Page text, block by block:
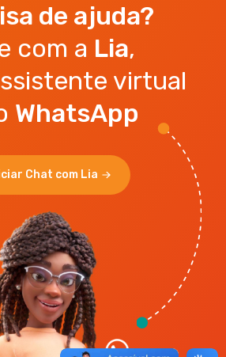
de ajuda?
com a Lia,
virtual
WhatsApp
Chat com Lia